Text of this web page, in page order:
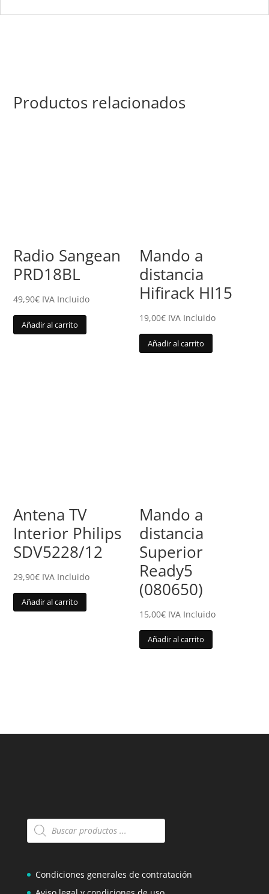
Productos relacionados
Radio Sangean
PRD18BL
49,90€ IVA Incluido
Añadir al carrito
Mando a
distancia
Hifirack HI15
19,00€ IVA Incluido
Añadir al carrito
Antena TV
Interior Philips
SDV5228/12
29,90€ IVA Incluido
Añadir al carrito
Mando a
distancia
Superior
Ready5
(080650)
15,00€ IVA Incluido
Añadir al carrito
Búsqueda
de
Condiciones generales de contratación